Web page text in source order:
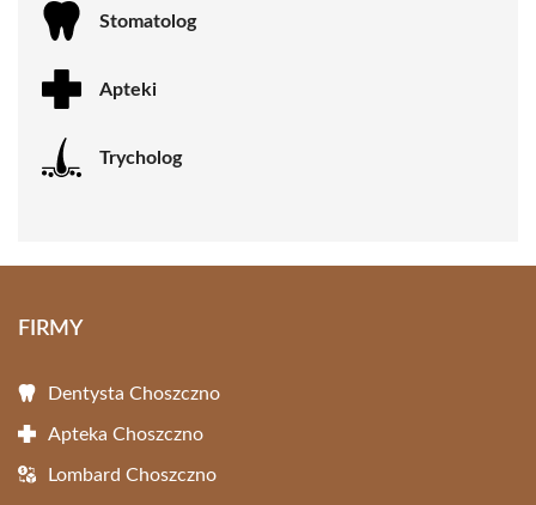
Stomatolog
Apteki
Trycholog
FIRMY
Dentysta Choszczno
Apteka Choszczno
Lombard Choszczno